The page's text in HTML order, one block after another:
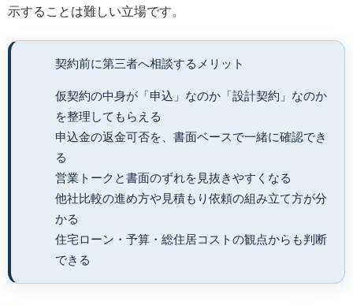
示することは難しい立場です。
契約前に第三者へ相談するメリット
仮契約の中身が「申込」なのか「設計契約」なのか
を整理してもらえる
申込金の返金可否を、書面ベースで一緒に確認でき
る
営業トークと書面のずれを見抜きやすくなる
他社比較の進め方や見積もり依頼の組み立て方が分
かる
住宅ローン・予算・総住居コストの観点からも判断
できる